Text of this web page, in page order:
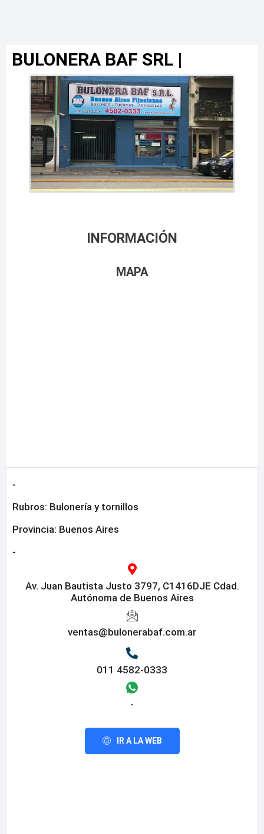
BULONERA BAF SRL |
INFORMACIÓN
MAPA
-
Rubros: Bulonería y tornillos
Provincia: Buenos Aires
-
Av. Juan Bautista Justo 3797, C1416DJE Cdad.
Autónoma de Buenos Aires
ventas@bulonerabaf.com.ar
011 4582-0333
-
IR A LA WEB